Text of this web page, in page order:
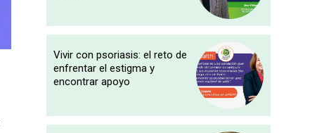
Vivir con psoriasis: el reto de
enfrentar el estigma y
encontrar apoyo